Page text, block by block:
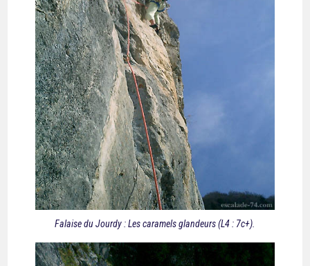
Falaise du Jourdy : Les caramels glandeurs (L4 : 7c+).